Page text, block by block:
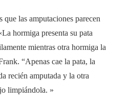
que las amputaciones parecen
hormiga presenta su pata
mientras otra hormiga la
“Apenas cae la pata, la
recién amputada y la otra
limpiándola. »